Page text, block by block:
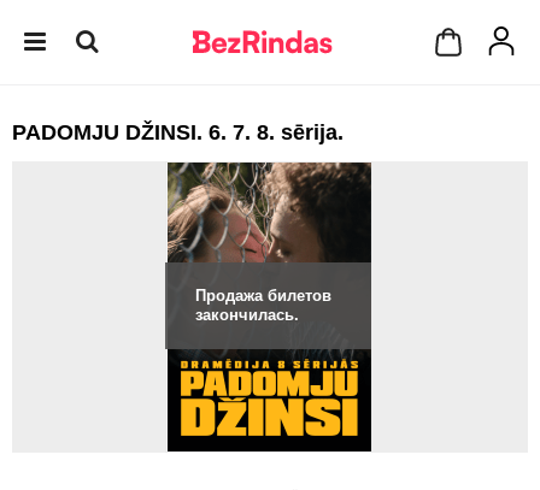
PADOMJU DŽINSI. 6. 7. 8. sērija.
Продажа билетов
закончилась.